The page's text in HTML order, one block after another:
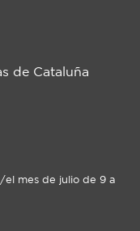
de Cataluña
el mes de julio de 9 a